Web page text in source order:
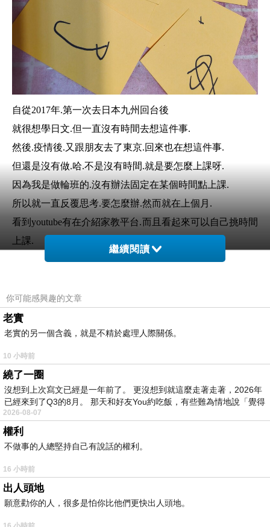
自從2017年.第一次去日本九州回台後
就很想學日文.但一直沒有時間去想這件事.
然後.疫情後.又跟朋友去了東京.回來也在想這件事.
但還是沒有做.哈.不是沒有時間.就是要怎麼上課呀.
因為我是做輪班的.沒有辦法固定在某個時間點上課.
所以就一直反覆思考.要怎麼辦.然而就在上個月.
看到youtube有在介紹家教平台.而且看起來可以自己挑時間
上課.
超彈性的.也好棒.所以我下了一堂日文體驗課.用
我的老師是大陸福建人.初體驗時.也聊了很多.後
面決定要上50音的基本課程
我有思考過.我什麼時候要真的上課.想重回學生
於是.我買了筆記本.各種的筆.字卡..當上完課後.
我腦袋還涱涱的.
但我聽網紅一位台灣到日本研究教育學的.Amber.
前面的背很辛苦.
但認字.發音正確真的很重要.要下苦工.所以我日
1.看筆記 2.練生宇.背字.練筆順 3. 字卡混在一
起.一秒要認得它.並念出來.
繼續閱讀
你可能感興趣的文章
老實
老實的另一個含義，就是不精於處理人際關係。
10 小時前
繞了一圈
沒想到上次寫文已經是一年前了。 更沒想到就這麼走著走著，2026年
已經來到了Q3的8月。 那天和好友You約吃飯，有些難為情地說「覺得
2026-08-07
權利
不做事的人總堅持自己有說話的權利。
16 小時前
出人頭地
願意勸你的人，很多是怕你比他們更快出人頭地。